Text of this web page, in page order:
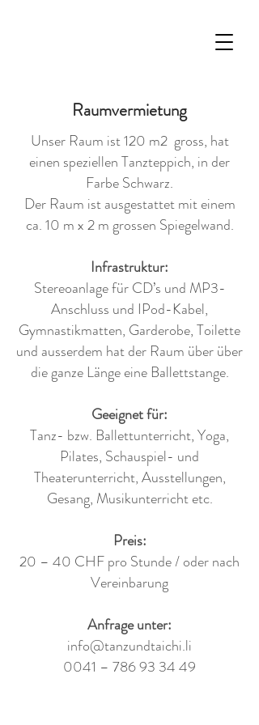
Raumvermietung
Unser Raum ist 120 m2 gross, hat
einen speziellen Tanzteppich, in der
Farbe Schwarz.
Der Raum ist ausgestattet mit einem
ca. 10 m x 2 m grossen Spiegelwand.
Infrastruktur:
Stereoanlage für CD’s und MP3-
Anschluss und IPod-Kabel,
Gymnastikmatten, Garderobe, Toilette
und ausserdem hat der Raum über über
die ganze Länge eine Ballettstange.
Geeignet für:
Tanz- bzw. Ballettunterricht, Yoga,
Pilates, Schauspiel- und
Theaterunterricht, Ausstellungen,
Gesang, Musikunterricht etc.
Preis:
20 – 40 CHF pro Stunde / oder nach
Vereinbarung
Anfrage unter:
info@tanzundtaichi.li
0041 – 786 93 34 49